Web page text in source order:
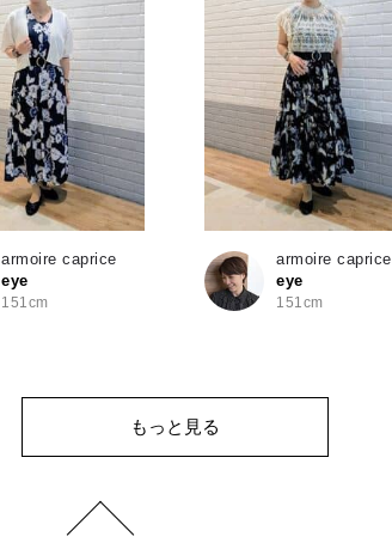
armoire caprice
eye
151cm
armoire caprice
eye
151cm
もっと見る